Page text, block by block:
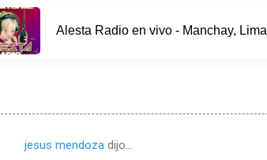
Alesta Radio en vivo - Manchay, Lima
jesus mendoza dijo…